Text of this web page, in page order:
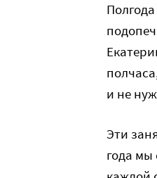
и не
Эти
года мы